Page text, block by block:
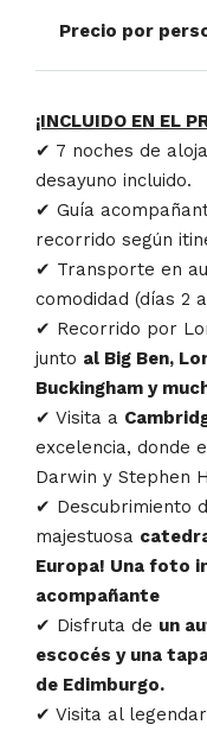
Precio por
¡INCLUIDO EN EL
✔ 7 noches de
desayuno incluido.
✔ Guía
recorrido según
✔ Transporte en
comodidad (días 2
✔ Recorrido por
junto al Big Ben,
Buckingham y
✔ Visita a
excelencia, donde
Darwin y Stephen
✔ Descubrimiento
majestuosa
Europa! Una foto
acompañante
✔ Disfruta de un
escocés y una
de Edimburgo.
✔ Visita al